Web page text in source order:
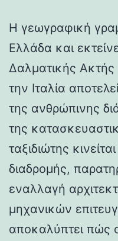
Η γεωγραφική
Ελλάδα και
Δαλματικής
την Ιταλία
της ανθρώπινης
της
ταξιδιώτης
διαδρομής,
εναλλαγή
μηχανικών
αποκαλύπτει πώς